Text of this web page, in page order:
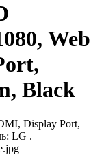
Web
Black
Display Port,
LG .